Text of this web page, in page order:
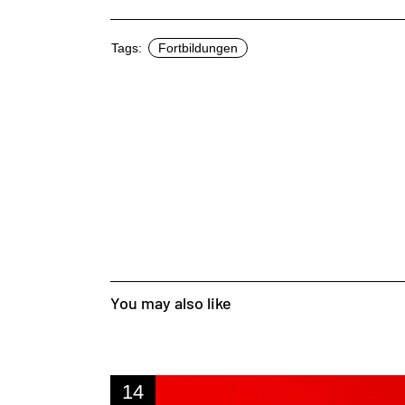
Tags: Fortbildungen
You may also like
14